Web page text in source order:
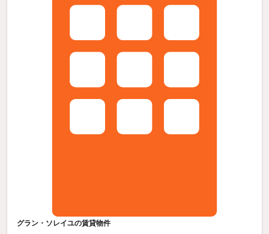
グラン・ソレイユの賃貸物件